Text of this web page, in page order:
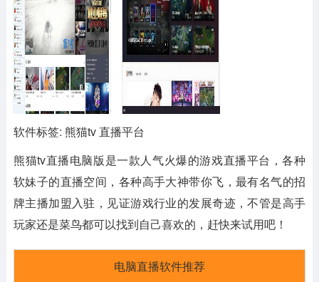
软件标签: 熊猫tv 直播平台
熊猫tv直播电脑版是一款人气火爆的游戏直播平台，各种
软妹子的直播空间，各种高手大神带你飞，最有名气的招
牌主播加盟入驻，见证游戏行业的发展奇迹，不管是高手
玩家还是菜鸟都可以找到自己喜欢的，赶快来试用吧！
电脑直播软件推荐